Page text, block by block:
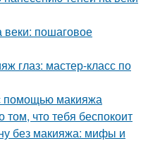
пошаговое
глаз: мастер-класс по
помощью макияжа
что тебя беспокоит
без макияжа: мифы и